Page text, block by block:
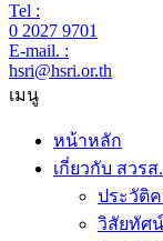
Tel :
0 2027 9701
E-mail. :
hsri@hsri.or.th
เมนู
หน้าหลัก
เกี่ยวกับ สวรส.
ประวัติ
วิสัยทัศ